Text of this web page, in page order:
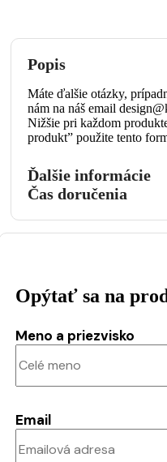
Popis
Máte ďalšie otázky,
nám na náš email
Nižšie pri každom
produkt” použite tento
Ďalšie informácie
Čas doručenia
Opýtať sa na
Meno a priezvisko
Email